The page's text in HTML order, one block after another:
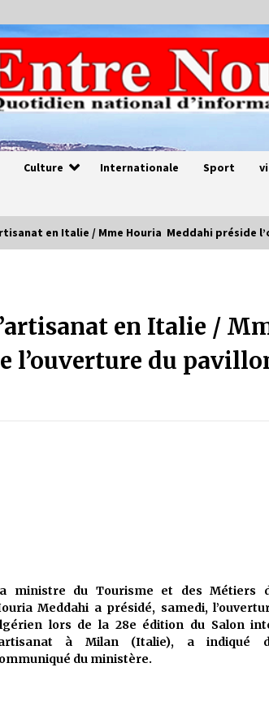
Culture Internationale Sport
Quand on va vite
en Italie / Mme Houria Meddahi préside
en Italie /
l’ouverture du
ministre du Tourisme et des Métiers
Meddahi a présidé, samedi,
lors de la 28e édition du Salon
à Milan (Italie), a indiqué
du ministère.